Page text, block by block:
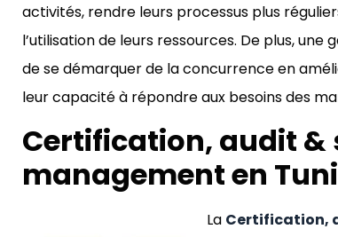
activités, rendre leurs processus plus
l’utilisation de leurs ressources. De plus,
de se démarquer de la concurrence en
leur capacité à répondre aux besoins des
Certification, audit &
management en
La Certification,